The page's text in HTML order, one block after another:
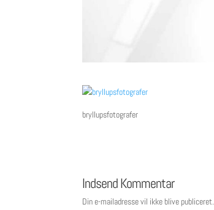
bryllupsfotografer
Indsend Kommentar
Din e-mailadresse vil ikke blive publiceret.